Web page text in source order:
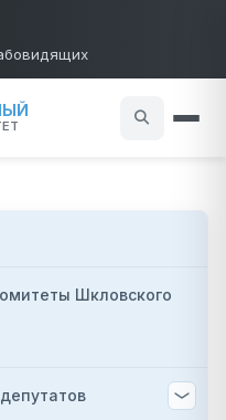
окне)
Основная
Шкловского